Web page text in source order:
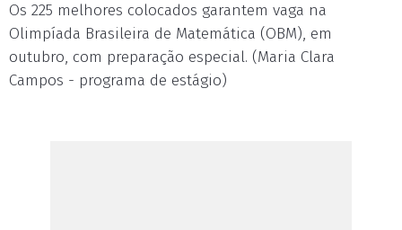
Os 225 melhores colocados garantem vaga na
Olimpíada Brasileira de Matemática (OBM), em
outubro, com preparação especial. (Maria Clara
Campos - programa de estágio)